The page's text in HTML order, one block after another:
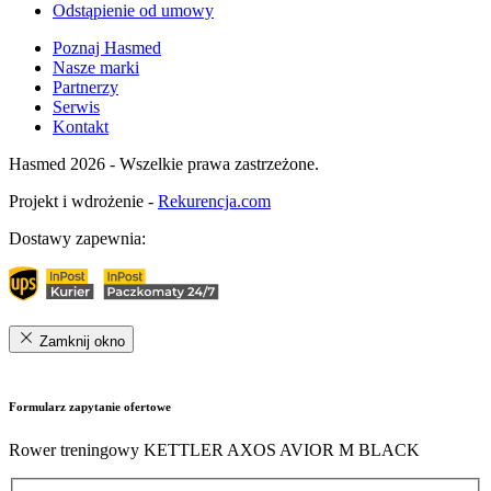
Odstąpienie od umowy
Poznaj Hasmed
Nasze marki
Partnerzy
Serwis
Kontakt
Hasmed 2026 - Wszelkie prawa zastrzeżone.
Projekt i wdrożenie - Rekurencja.com
Dostawy zapewnia:
Zamknij okno
Formularz zapytanie ofertowe
Rower treningowy KETTLER AXOS AVIOR M BLACK